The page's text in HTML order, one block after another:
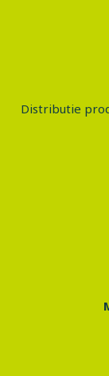
Distributie